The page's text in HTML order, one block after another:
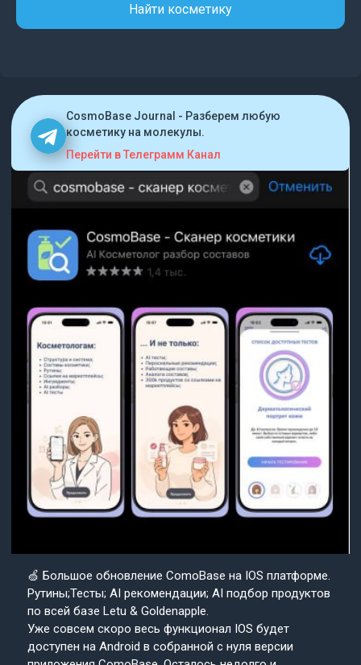
Найти косметику
CosmoBase Journal - Разберем любую
косметику на молекулы.
Перейти в Телеграмм Канал
🍏 Большое обновление ComoBase на IOS платформе.
Рутины;Тесты; AI рекомендации; AI подбор продуктов
по всей базе Letu & Goldenapple.
Уже совсем скоро весь функционал IOS будет
доступен на Android в собранной с нуля версии